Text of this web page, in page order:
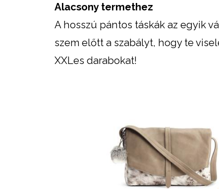
Alacsony termethez
A hosszú pántos táskák az egyik
szem előtt a szabályt, hogy te
XXLes darabokat!